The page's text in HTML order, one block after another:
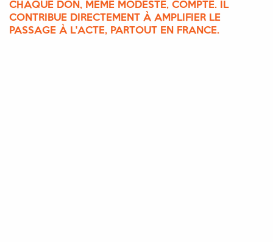
CHAQUE DON, MÊME MODESTE, COMPTE. IL
CONTRIBUE DIRECTEMENT À AMPLIFIER LE
PASSAGE À L'ACTE, PARTOUT EN FRANCE.